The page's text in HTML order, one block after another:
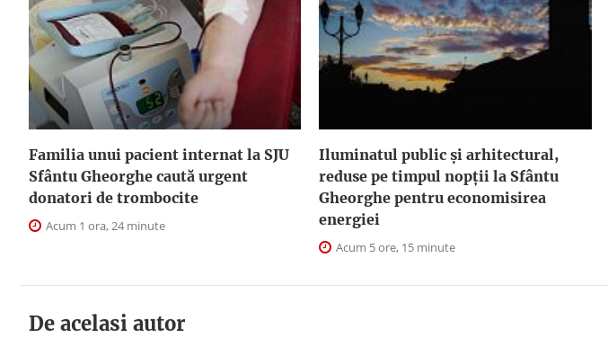
Familia unui pacient internat la SJU
Sfântu Gheorghe caută urgent
donatori de trombocite
Acum 1 ora, 24 minute
Iluminatul public şi arhitectural,
reduse pe timpul nopţii la Sfântu
Gheorghe pentru economisirea
energiei
Acum 5 ore, 15 minute
De acelasi autor